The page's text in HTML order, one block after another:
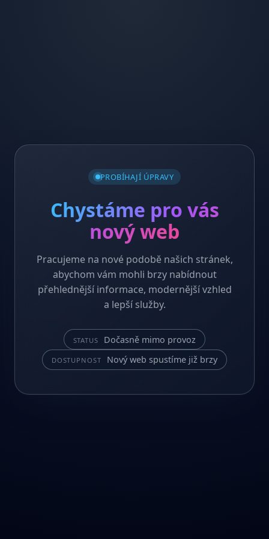
PROBÍHAJÍ ÚPRAVY
Chystáme pro vás
nový web
Pracujeme na nové podobě našich stránek,
abychom vám mohli brzy nabídnout
přehlednější informace, modernější vzhled
a lepší služby.
STATUS Dočasně mimo provoz
DOSTUPNOST Nový web spustíme již brzy